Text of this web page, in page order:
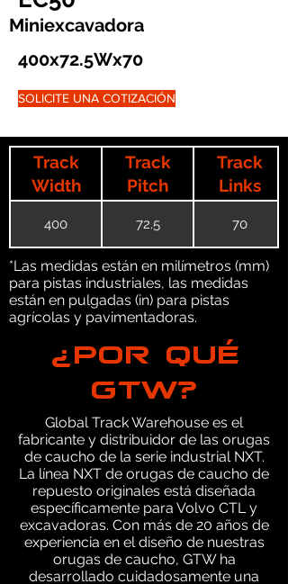
Miniexcavadora
400x72.5Wx70
SOLICITE UNA COTIZACIÓN
Track
Width
Track
Pitch
Track
Links
400 72.5 70
*Las medidas están en milímetros (mm)
para pistas industriales, las medidas
están en pulgadas (in) para pistas
agrícolas y pavimentadoras.
¿POR QUÉ
GTW?
Global Track Warehouse es el
fabricante y distribuidor de las orugas
de caucho de la serie industrial NXT.
La línea NXT de orugas de caucho de
repuesto originales está diseñada
específicamente para Volvo CTL y
excavadoras. Con más de 20 años de
experiencia en el diseño de nuestras
orugas de caucho, GTW ha
desarrollado cuidadosamente una